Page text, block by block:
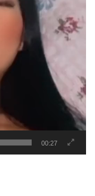
00:27